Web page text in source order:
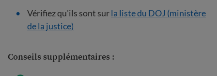
Vérifiez qu'ils sont surla liste du DOJ (ministère
de la justice)
Conseils supplémentaires :